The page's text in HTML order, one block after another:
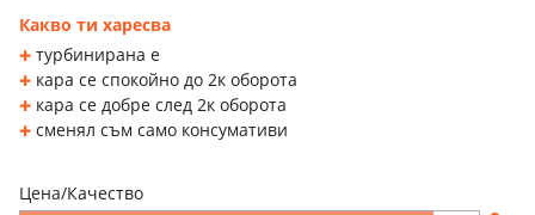
Какво ти харесва
турбинирана е
кара се спокойно до 2к оборота
кара се добре след 2к оборота
сменял съм само консумативи
Цена/Качество